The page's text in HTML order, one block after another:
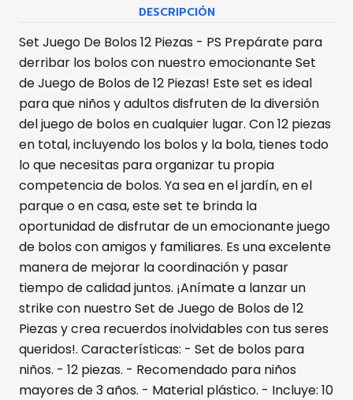
DESCRIPCIÓN
Set Juego De Bolos 12 Piezas - PS Prepárate para
derribar los bolos con nuestro emocionante Set
de Juego de Bolos de 12 Piezas! Este set es ideal
para que niños y adultos disfruten de la diversión
del juego de bolos en cualquier lugar. Con 12 piezas
en total, incluyendo los bolos y la bola, tienes todo
lo que necesitas para organizar tu propia
competencia de bolos. Ya sea en el jardín, en el
parque o en casa, este set te brinda la
oportunidad de disfrutar de un emocionante juego
de bolos con amigos y familiares. Es una excelente
manera de mejorar la coordinación y pasar
tiempo de calidad juntos. ¡Anímate a lanzar un
strike con nuestro Set de Juego de Bolos de 12
Piezas y crea recuerdos inolvidables con tus seres
queridos!. Características: - Set de bolos para
niños. - 12 piezas. - Recomendado para niños
mayores de 3 años. - Material plástico. - Incluye: 10